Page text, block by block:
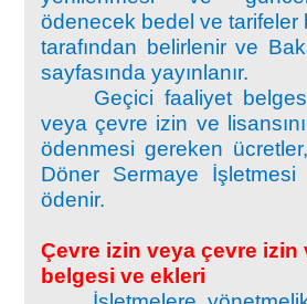
ödenecek bedel ve tarifeler
tarafından belirlenir ve
sayfasında yayınlanır.
Geçici faaliyet
veya çevre izin ve
ödenmesi gereken
Döner Sermaye İşletmesi
ödenir.
Çevre izin veya çevre izin
belgesi ve ekleri